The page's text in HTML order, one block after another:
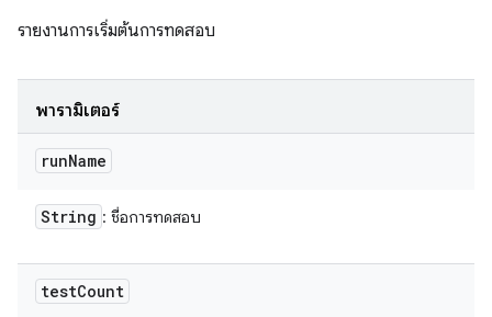
รายงานการเริ่มต้นการทดสอบ
พารามิเตอร์
runName
String : ชื่อการทดสอบ
testCount